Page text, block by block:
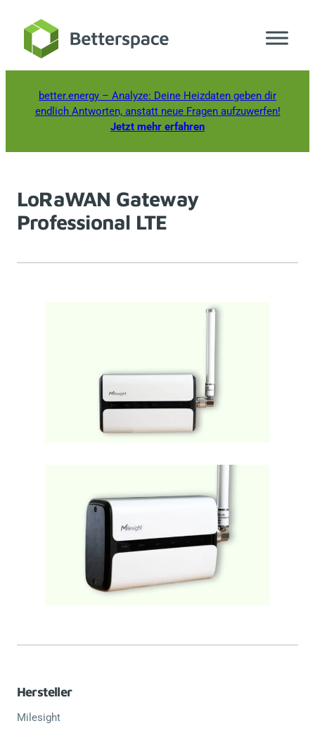
Inhalt
springen
better.energy – Analyze: Deine Heizdaten geben dir
endlich Antworten, anstatt neue Fragen aufzuwerfen!
Jetzt mehr erfahren
LoRaWAN Gateway
Professional LTE
Hersteller
Milesight